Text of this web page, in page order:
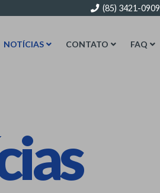
(85) 3421-0909
NOTÍCIAS CONTATO FAQ